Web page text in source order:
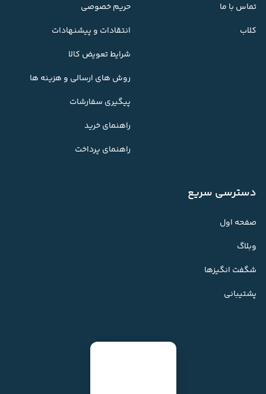
تماس با ما
کلاب
حریم خصوصی
انتقادات و پیشنهادات
شرایط تعویض کالا
روش های ارسالی و هزینه ها
پیگیری سفارشات
راهنمای خرید
راهنمای پرداخت
دسترسی سریع
صفحه اول
وبلاگ
شگفت انگیزها
پشتیبانی